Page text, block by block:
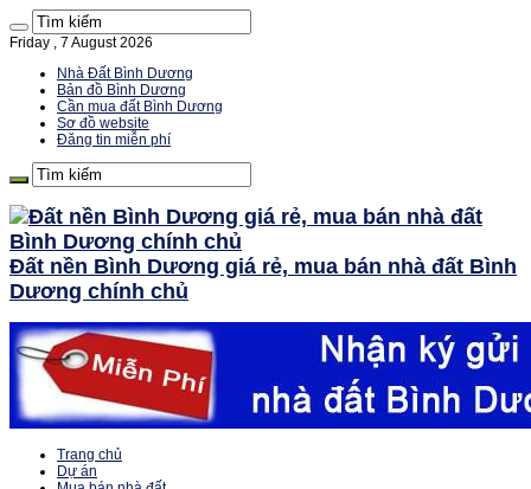
Friday , 7 August 2026
Nhà Đất Bình Dương
Bản đồ Bình Dương
Cần mua đất Bình Dương
Sơ đồ website
Đăng tin miễn phí
Đất nền Bình Dương giá rẻ, mua bán nhà đất Bình
Dương chính chủ
Trang chủ
Dự án